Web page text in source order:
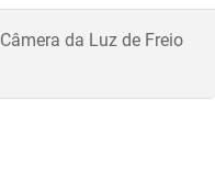
da Luz de Freio